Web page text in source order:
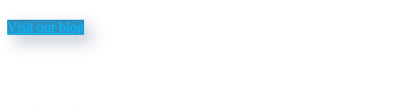
Visit our blog